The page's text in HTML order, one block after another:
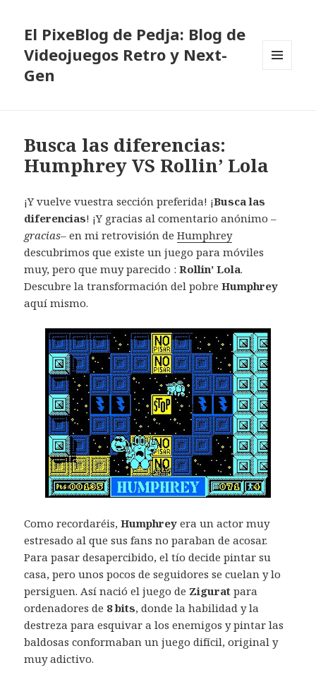
El PixeBlog de Pedja: Blog de
Videojuegos Retro y Next-
Gen
Busca las diferencias:
Humphrey VS Rollin’ Lola
¡Y vuelve vuestra sección preferida! ¡Busca las
diferencias! ¡Y gracias al comentario anónimo –
gracias– en mi retrovisión deHumphrey
descubrimos que existe un juego para móviles
muy, pero que muy parecido :Rollin’ Lola.
Descubre la transformación del pobreHumphrey
aquí mismo.
Como recordaréis,Humphreyera un actor muy
estresado al que sus fans no paraban de acosar.
Para pasar desapercibido, el tío decide pintar su
casa, pero unos pocos de seguidores se cuelan y lo
persiguen. Así nació el juego de Zigurat para
ordenadores de 8 bits, donde la habilidad y la
destreza para esquivar a los enemigos y pintar las
baldosas conformaban un juego difícil, original y
muy adictivo.